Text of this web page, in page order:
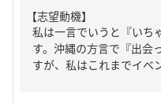
【志望動機】
私は一言でいうと『いち
す。沖縄の方言で『出会
すが、私はこれまでイベ